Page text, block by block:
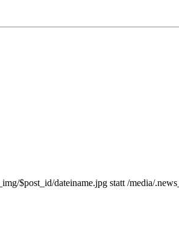
$post_id/dateiname.jpg statt /media/